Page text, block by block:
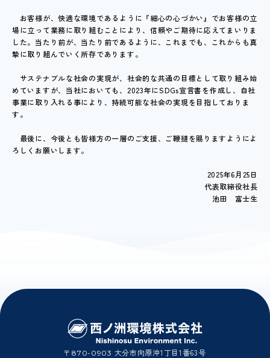
お客様が、快適な環境であるように『細心の心づかい』でお客様の立
場に立って業務に取り組むことにより、信頼やご期待に応えてまいりま
した。当たり前が、当たり前であるように、これまでも、これからも真
摯に取り組んでいく所存であります。
サステナブルな社会の実現が、社会的な共通の目標として取り組み始
めていますが、当社においても、2023年にSDGs宣言書を作成し、自社
事業に取り入れる事により、持続可能な社会の実現を目指しておりま
す。
最後に、今後とも皆様方の一層のご支援、ご鞭撻を賜りますようによ
ろしくお願いします。
2025年6月25日
代表取締役社長
池田 富士生
〒870-0903 大分市向原沖1丁目1番63号